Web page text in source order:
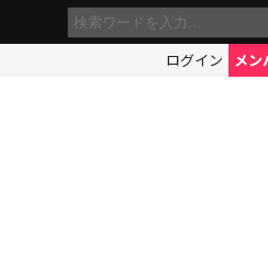
ログイン メン